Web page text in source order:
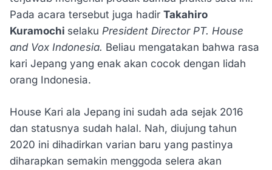
Pada acara tersebut juga hadir Takahiro
Kuramochi selaku President Director PT. House
and Vox Indonesia. Beliau mengatakan bahwa rasa
kari Jepang yang enak akan cocok dengan lidah
orang Indonesia.
House Kari ala Jepang ini sudah ada sejak 2016
dan statusnya sudah halal. Nah, diujung tahun
2020 ini dihadirkan varian baru yang pastinya
diharapkan semakin menggoda selera akan